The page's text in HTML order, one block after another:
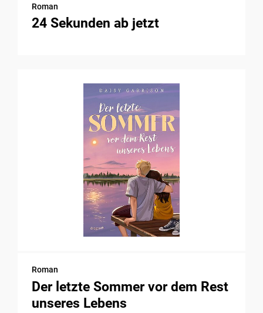
Roman
24 Sekunden ab jetzt
Roman
Der letzte Sommer vor dem Rest
unseres Lebens